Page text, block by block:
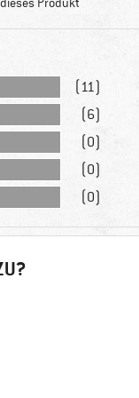
(11)
(6)
(0)
(0)
(0)